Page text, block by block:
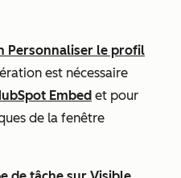
Personnaliser le profil
est nécessaire
Embed et pour
de la fenêtre